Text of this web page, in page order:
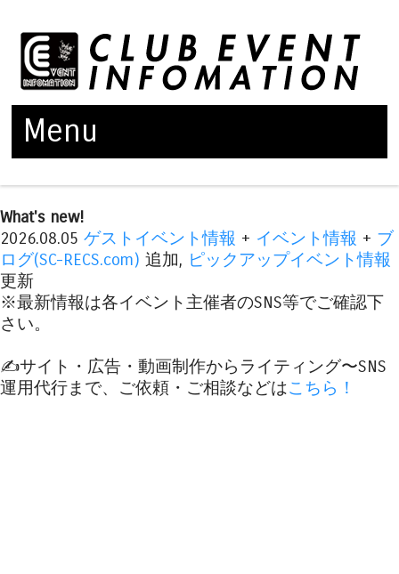
Menu
What's new!
2026.08.05 ゲストイベント情報 + イベント情報 + ブ
ログ(SC-RECS.com) 追加, ピックアップイベント情報
更新
※最新情報は各イベント主催者のSNS等でご確認下
さい。
✍️サイト・広告・動画制作からライティング〜SNS
運用代行まで、ご依頼・ご相談などはこちら！